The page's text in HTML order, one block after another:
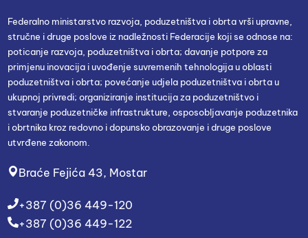
Federalno ministarstvo razvoja, poduzetništva i obrta vrši upravne,
stručne i druge poslove iz nadležnosti Federacije koji se odnose na:
poticanje razvoja, poduzetništva i obrta; davanje potpore za
primjenu inovacija i uvođenje suvremenih tehnologija u oblasti
poduzetništva i obrta; povećanje udjela poduzetništva i obrta u
ukupnoj privredi; organiziranje institucija za poduzetništvo i
stvaranje poduzetničke infrastrukture, osposobljavanje poduzetnika
i obrtnika kroz redovno i dopunsko obrazovanje i druge poslove
utvrđene zakonom.
Braće Fejića 43, Mostar
+387 (0)36 449-120
+387 (0)36 449-122